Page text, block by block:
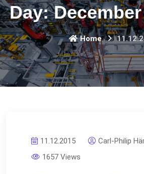
Day:
Home
11.12.2015
Carl-Philip
1657 Views